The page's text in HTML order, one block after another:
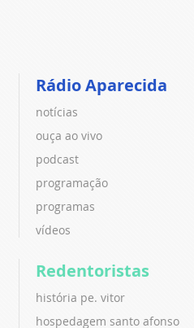
Rádio Aparecida
notícias
ouça ao vivo
podcast
programação
programas
vídeos
Redentoristas
história pe. vitor
hospedagem santo afonso